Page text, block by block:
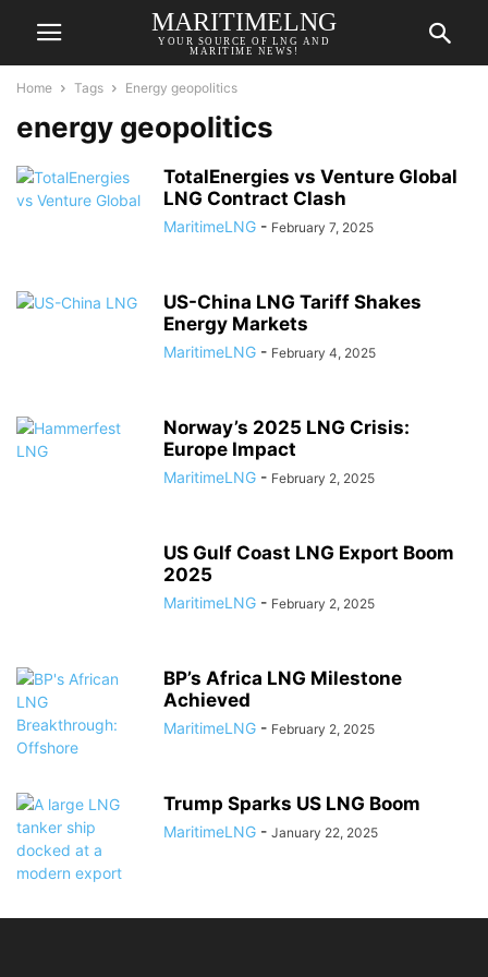
MARITIMELNG
YOUR SOURCE OF LNG AND
MARITIME NEWS!
Home Tags Energy geopolitics
energy geopolitics
TotalEnergies vs Venture Global
LNG Contract Clash
MaritimeLNG - February 7, 2025
US-China LNG Tariff Shakes
Energy Markets
MaritimeLNG - February 4, 2025
Norway’s 2025 LNG Crisis:
Europe Impact
MaritimeLNG - February 2, 2025
US Gulf Coast LNG Export Boom
2025
MaritimeLNG - February 2, 2025
BP’s Africa LNG Milestone
Achieved
MaritimeLNG - February 2, 2025
Trump Sparks US LNG Boom
MaritimeLNG - January 22, 2025